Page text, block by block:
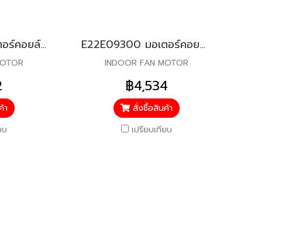
E22228300 มอเตอร์คอยล์เย็น สำหรับแอร์มิตซู รุ่น MCF-GN13,MCF-GN18,MCF-D18,MCF-SD13
า
บ
E22E09300 มอเตอร์คอยล์เย็น สำหรับแอร์มิตซู รุ่น MS-D18,MS-D24,MS-PB18,MS-GE24,MS-SGE18,MS-SGE24,MS-SFE24
INDOOR FAN MOTOR
฿4,534
สั่งซื้อสินค้า
เปรียบเทียบ